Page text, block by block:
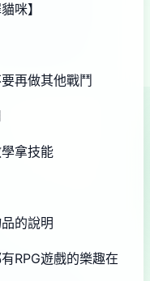
咪】
再做其他戰鬥
拿技能
的說明
RPG遊戲的樂趣在